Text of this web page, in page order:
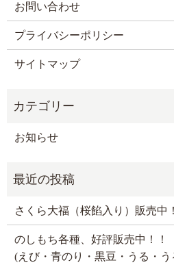
お問い合わせ
プライバシーポリシー
サイトマップ
お知らせ
さくら大福（桜餡入り）販売中！
のしもち各種、好評販売中！！
(えび・青のり・黒豆・うる・